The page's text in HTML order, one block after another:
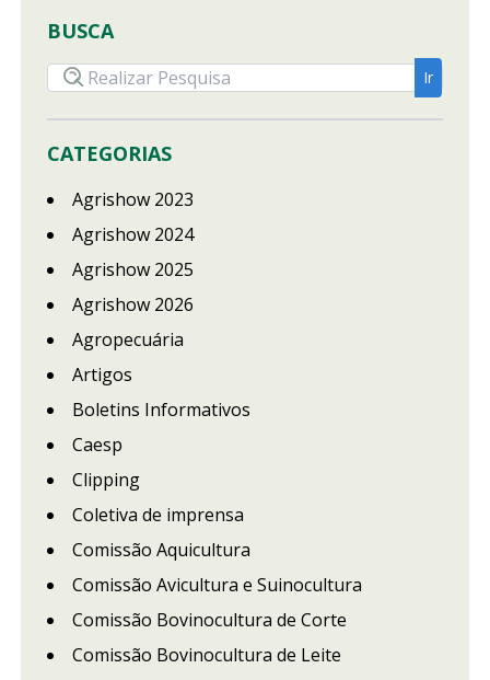
BUSCA
CATEGORIAS
Agrishow 2023
Agrishow 2024
Agrishow 2025
Agrishow 2026
Agropecuária
Artigos
Boletins Informativos
Caesp
Clipping
Coletiva de imprensa
Comissão Aquicultura
Comissão Avicultura e Suinocultura
Comissão Bovinocultura de Corte
Comissão Bovinocultura de Leite